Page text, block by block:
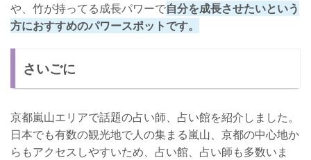
や、竹が持ってる成長パワーで自分を成長させたいという
方におすすめのパワースポットです。
さいごに
京都嵐山エリアで話題の占い師、占い館を紹介しました。
日本でも有数の観光地で人の集まる嵐山、京都の中心地か
らもアクセスしやすいため、占い館、占い師も多数いま